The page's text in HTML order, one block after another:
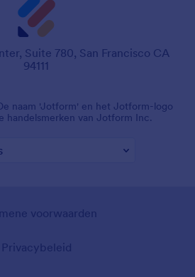
Suite 780, San Francisco CA
94111
naam 'Jotform' en het Jotform-logo
handelsmerken van Jotform Inc.
voorwaarden
Privacybeleid